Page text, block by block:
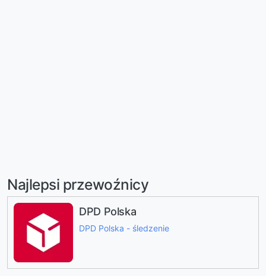
Najlepsi przewoźnicy
DPD Polska
DPD Polska - śledzenie